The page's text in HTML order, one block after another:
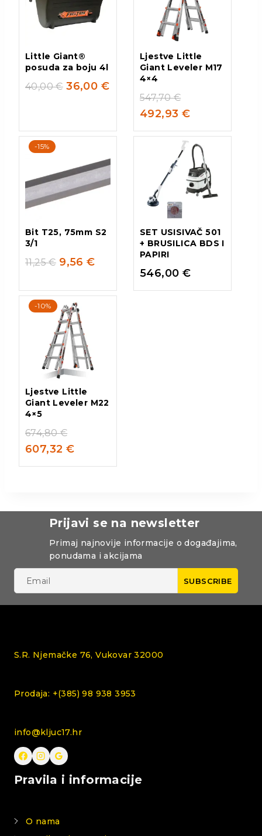
Little Giant®
posuda za boju 4l
40,00€ 36,00 €
Ljestve Little
Giant Leveler M17
4×4
547,70€
492,93 €
-15%
Bit T25, 75mm S2
3/1
11,25€ 9,56€
SET USISIVAČ 501
+ BRUSILICA BDS I
PAPIRI
546,00 €
-10%
Ljestve Little
Giant Leveler M22
4×5
674,80€
607,32 €
Prijavi se na newsletter
Primaj najnovije informacije o događajima,
ponudama i akcijama
S.R. Njemačke 76, Vukovar 32000
Prodaja: +(385) 98 938 3953
info@kljuc17.hr
Pravila i informacije
O nama